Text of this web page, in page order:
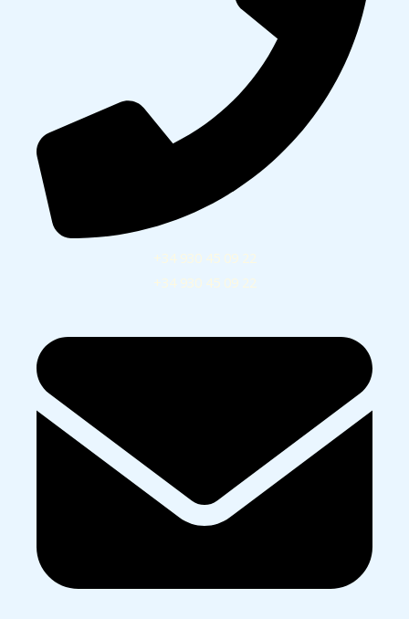
+34 930 45 09 22
+34 930 45 09 22